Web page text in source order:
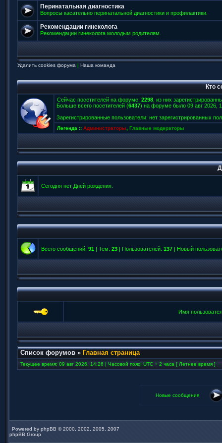
Перинатальная диагностика
Вопросы касательно перинатальной диагностики и профилактики.
Рекомендации гинеколога
Рекомендации гинеколога молодым родителям.
Удалить cookies форума | Наша команда
Кто
Сейчас посетителей на форуме: 2298 , из них
Больше всего посетителей (6437) на форуме было 09 авг 2026,
Зарегистрированные пользователи: нет зарегистрированных
Легенда :: Администраторы Главные модераторы
Сегодня нет Дней рождения.
Всего сообщений: 91 | Тем: 23 | Пользователей: 137 | Новый
Имя
Список форумов » Главная страница
Текущее время: 09 авг 2026, 14:26 | Часовой пояс: UTC + 2 часа [ Летнее время ]
Новые сообщения
Powered by phpBB © 2000, 2002, 2005, 2007
phpBB Group